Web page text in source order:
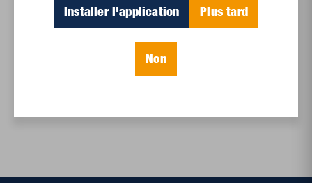
Environnement
La dilution oui, mais à
Installer l'application Plus tard
Non